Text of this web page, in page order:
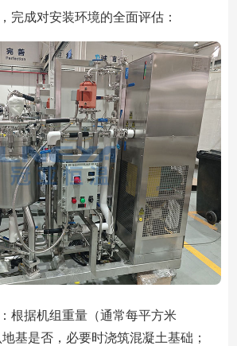
完成对安装环境的全面评估：
根据机组重量（通常每平方米
基是否，必要时浇筑混凝土基础；